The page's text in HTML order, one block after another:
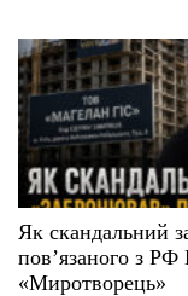
Як скандальний
повʼязаного з РФ
«Миротворець»